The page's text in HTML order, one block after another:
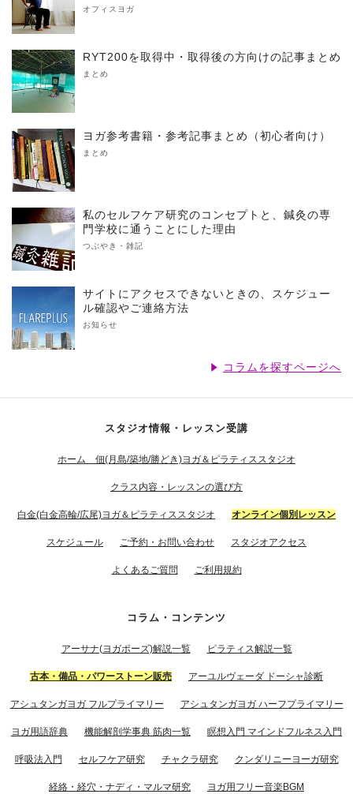
オフィスヨガ
RYT200を取得中・取得後の方向けの記事まとめ
まとめ
ヨガ参考書籍・参考記事まとめ（初心者向け）
まとめ
私のセルフケア研究のコンセプトと、鍼灸の専
門学校に通うことにした理由
つぶやき・雑記
サイトにアクセスできないときの、スケジュー
ル確認やご連絡方法
お知らせ
コラムを探すページへ
スタジオ情報・レッスン受講
ホーム 佃(月島/築地/勝どき)ヨガ＆ピラティススタジオ
クラス内容・レッスンの選び方
白金(白金高輪/広尾)ヨガ＆ピラティススタジオ オンライン個別レッスン
スケジュール ご予約・お問い合わせ スタジオアクセス
よくあるご質問 ご利用規約
コラム・コンテンツ
アーサナ(ヨガポーズ)解説一覧 ピラティス解説一覧
古本・備品・パワーストーン販売 アーユルヴェーダ ドーシャ診断
アシュタンガヨガ フルプライマリー アシュタンガヨガ ハーフプライマリー
ヨガ用語辞典 機能解剖学事典 筋肉一覧 瞑想入門 マインドフルネス入門
呼吸法入門 セルフケア研究 チャクラ研究 クンダリニーヨーガ研究
経絡・経穴・ナディ・マルマ研究 ヨガ用フリー音楽BGM